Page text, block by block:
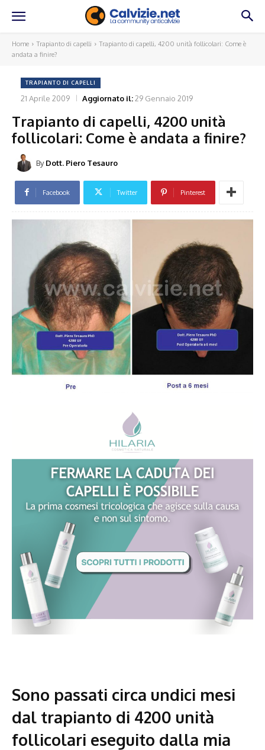
Home Trapianto di capelli
Trapianto di capelli, 4200 unità follicolari: Come è
andata a finire?
TRAPIANTO DI CAPELLI
21 Aprile 2009 Aggiornato il:29 Gennaio 2019
Trapianto di capelli, 4200 unità
follicolari: Come è andata a finire?
By Dott. Piero Tesauro
Facebook Twitter Pinterest
Sono passati circa undici mesi
dal trapianto di 4200 unità
follicolari eseguito dalla mia